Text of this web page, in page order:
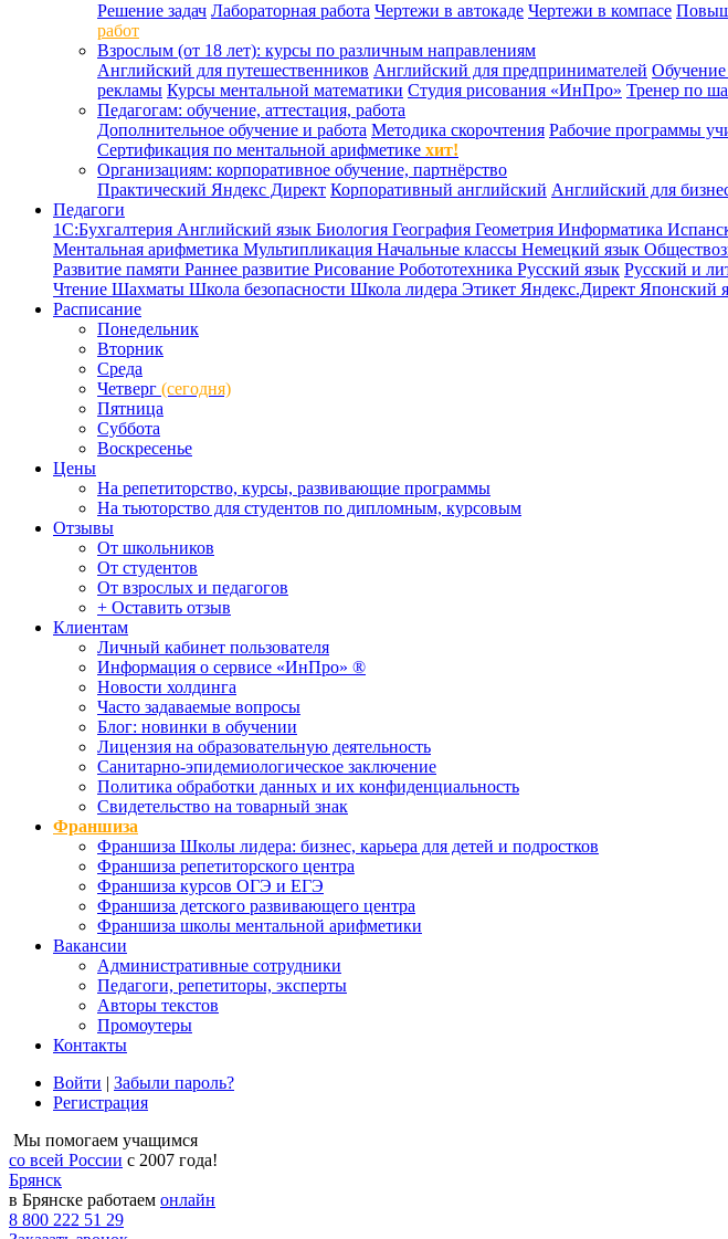
Решение задач Лабораторная работа Чертежи в автокаде Чертежи в компасе
работ
Взрослым (от 18 лет): курсы по различным направлениям
Английский для путешественников Английский для предпринимателей
рекламы Курсы ментальной математики Студия рисования «ИнПро» Тренер по
Педагогам: обучение, аттестация, работа
Дополнительное обучение и работа Методика скорочтения Рабочие программы
Сертификация по ментальной арифметике хит!
Организациям: корпоративное обучение, партнёрство
Практический Яндекс Директ Корпоративный английский Английский для
Педагоги
1С:Бухгалтерия Английский язык Биология География Геометрия Информатика
Ментальная арифметика Мультипликация Начальные классы Немецкий язык
Развитие памяти Раннее развитие Рисование Робототехника Русский язык Русский и
Чтение Шахматы Школа безопасности Школа лидера Этикет Яндекс.Директ Японский
Расписание
Понедельник
Вторник
Среда
Четверг (сегодня)
Пятница
Суббота
Воскресенье
Цены
На репетиторство, курсы, развивающие программы
На тьюторство для студентов по дипломным, курсовым
Отзывы
От школьников
От студентов
От взрослых и педагогов
+ Оставить отзыв
Клиентам
Личный кабинет пользователя
Информация о сервисе «ИнПро» ®
Новости холдинга
Часто задаваемые вопросы
Блог: новинки в обучении
Лицензия на образовательную деятельность
Санитарно-эпидемиологическое заключение
Политика обработки данных и их конфиденциальность
Свидетельство на товарный знак
Франшиза
Франшиза Школы лидера: бизнес, карьера для детей и подростков
Франшиза репетиторского центра
Франшиза курсов ОГЭ и ЕГЭ
Франшиза детского развивающего центра
Франшиза школы ментальной арифметики
Вакансии
Административные сотрудники
Педагоги, репетиторы, эксперты
Авторы текстов
Промоутеры
Контакты
Войти | Забыли пароль?
Регистрация
Мы помогаем учащимся
со всей России с 2007 года!
Брянск
в Брянске работаем онлайн
8 800 222 51 29